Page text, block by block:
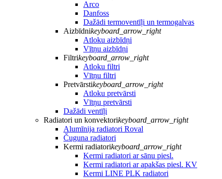
Arco
Danfoss
Dažādi termoventīļi un termogalvas
Aizbīdnikeyboard_arrow_right
Atloku aizbīdņi
Vītņu aizbīdņi
Filtrikeyboard_arrow_right
Atloku filtri
Vītņu filtri
Pretvārstikeyboard_arrow_right
Atloku pretvārsti
Vītņu pretvārsti
Dažādi ventīļi
Radiatori un konvektorikeyboard_arrow_right
Alumīnija radiatori Roval
Čuguna radiatori
Kermi radiatorikeyboard_arrow_right
Kermi radiatori ar sānu piesl.
Kermi radiatori ar apakšas piesl. KV
Kermi LINE PLK radiatori